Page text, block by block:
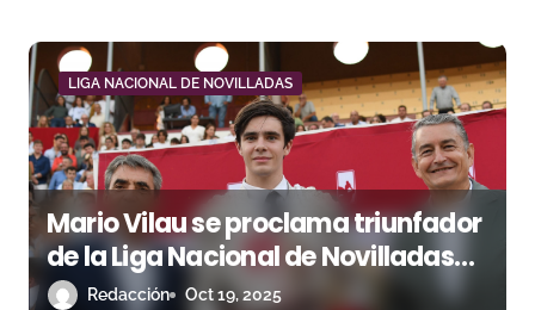
a
d
a
s
LIGA NACIONAL DE NOVILLADAS
Mario Vilau se proclama triunfador
de la Liga Nacional de Novilladas
2025 en Sanlúcar de Barrameda
Redacción Oct 19, 2025